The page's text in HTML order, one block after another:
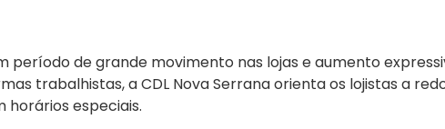
de grande movimento nas lojas e aumento
trabalhistas, a CDL Nova Serrana orienta os lojistas a
especiais.